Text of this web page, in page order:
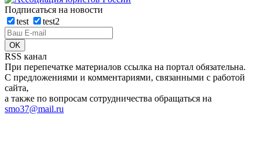
Подписаться на новости
test
test2
RSS канал
При перепечатке материалов ссылка на портал обязательна.
С предложениями и комментариями, связанными с работой
сайта,
а также по вопросам сотрудничества обращаться на
smo37@mail.ru